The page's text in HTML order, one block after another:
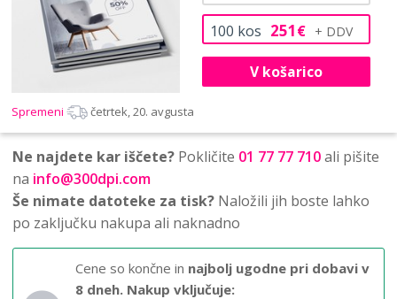
100 kos 251€
V košarico
Spremeni četrtek, 20. avgusta
Ne najdete kar iščete? Pokličite 01 77 77 710ali pišite
na info@300dpi.com
Še nimate datoteke za tisk? Naložili jih boste lahko
po zaključku nakupa ali naknadno
Cene so končne in najbolj ugodne pri dobavi v
8 dneh. Nakup vključuje: